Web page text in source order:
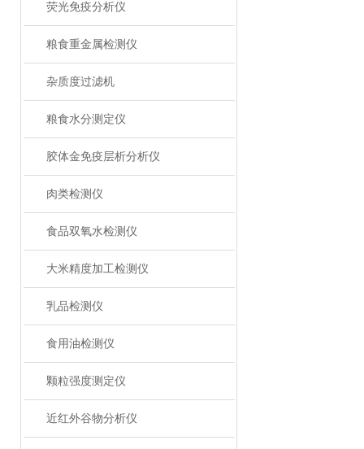
荧光免疫分析仪
粮食重金属检测仪
杂质度过滤机
粮食水分测定仪
胶体金免疫层析分析仪
肉类检测仪
食品双氧水检测仪
大米精度加工检测仪
乳品检测仪
食用油检测仪
颗粒强度测定仪
近红外谷物分析仪